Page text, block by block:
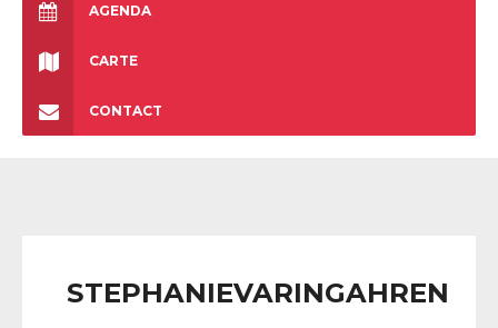
AGENDA
CARTE
CONTACT
STEPHANIEVARINGAHREN